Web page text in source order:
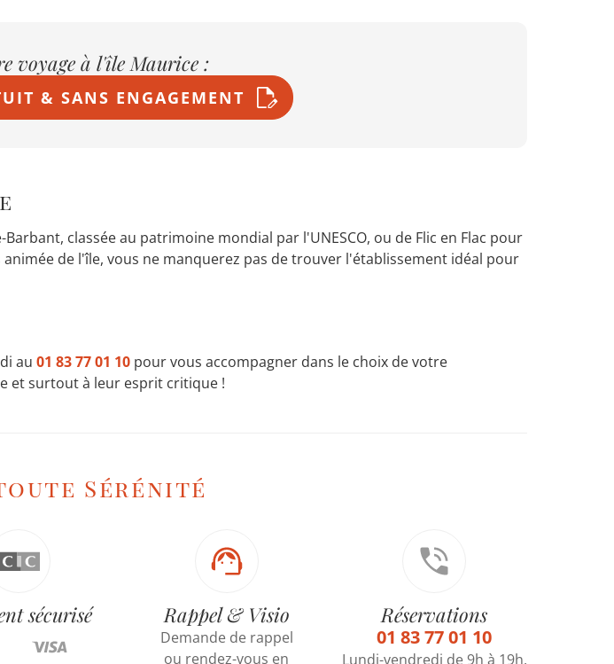
voyage à l'île Maurice :
& SANS ENGAGEMENT
classée au patrimoine mondial par l'UNESCO, ou de Flic en Flac pour
de l'île, vous ne manquerez pas de trouver l'établissement idéal pour
au 01 83 77 01 10 pour vous accompagner dans le choix de votre
et surtout à leur esprit critique !
Sérénité
sécurisé Rappel & Visio
Demande de rappel
ou rendez-vous en
Réservations
01 83 77 01 10
Lundi-vendredi de 9h à 19h.